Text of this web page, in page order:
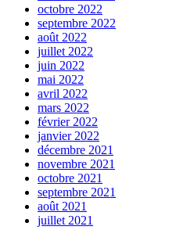
octobre 2022
septembre 2022
août 2022
juillet 2022
juin 2022
mai 2022
avril 2022
mars 2022
février 2022
janvier 2022
décembre 2021
novembre 2021
octobre 2021
septembre 2021
août 2021
juillet 2021